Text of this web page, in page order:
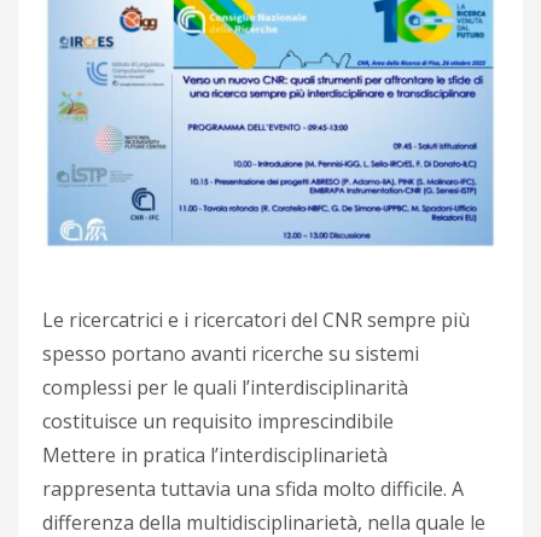
Le ricercatrici e i ricercatori del CNR sempre più
spesso portano avanti ricerche su sistemi
complessi per le quali l’interdisciplinarità
costituisce un requisito imprescindibile
Mettere in pratica l’interdisciplinarietà
rappresenta tuttavia una sfida molto difficile. A
differenza della multidisciplinarietà, nella quale le